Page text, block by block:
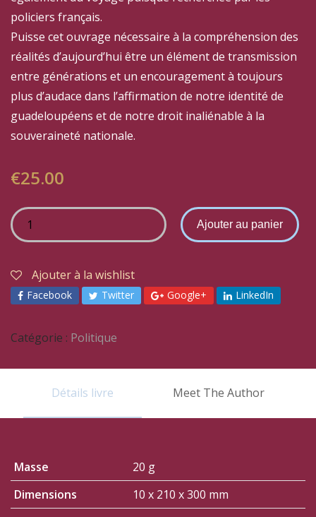
policiers français.
Puisse cet ouvrage nécessaire à la compréhension des
réalités d’aujourd’hui être un élément de transmission
entre générations et un encouragement à toujours
plus d’audace dans l’affirmation de notre identité de
guadeloupéens et de notre droit inaliénable à la
souveraineté nationale.
€25.00
Ajouter au panier
Ajouter à la wishlist
Facebook Twitter Google+ LinkedIn
Catégorie : Politique
Détails livre Meet The Author
Masse
20 g
Dimensions
10 x 210 x 300 mm